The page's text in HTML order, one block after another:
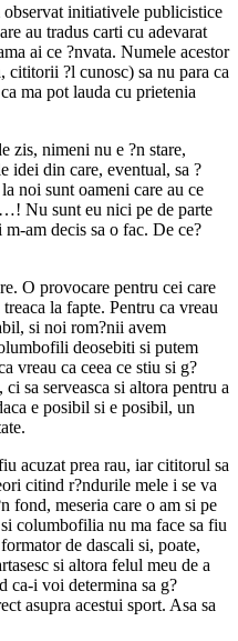
observat initiativele publicistice
au tradus carti cu adevarat
ai ce ?nvata. Numele acestor
cititorii ?l cunosc) sa nu para ca
ma pot lauda cu prietenia
zis, nimeni nu e ?n stare,
idei din care, eventual, sa ?
noi sunt oameni care au ce
Nu sunt eu nici pe de parte
am decis sa o fac. De ce?
O provocare pentru cei care
la fapte. Pentru ca vreau
si noi rom?nii avem
deosebiti si putem
vreau ca ceea ce stiu si g?
sa serveasca si altora pentru a
e posibil si e posibil, un
acuzat prea rau, iar cititorul sa
citind r?ndurile mele i se va
fond, meseria care o am si pe
columbofilia nu ma face sa fiu
de dascali si, poate,
si altora felul meu de a
ca-i voi determina sa g?
asupra acestui sport. Asa sa